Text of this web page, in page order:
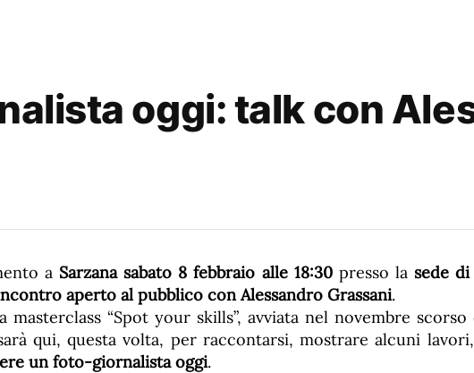
oggi: talk con
a Sarzana sabato 8 febbraio alle 18:30presso la sede di
aperto al pubblico con Alessandro Grassani.
masterclass “Spot your skills”, avviata nel novembre scorso
qui, questa volta, per raccontarsi, mostrare alcuni
un foto-giornalista oggi.